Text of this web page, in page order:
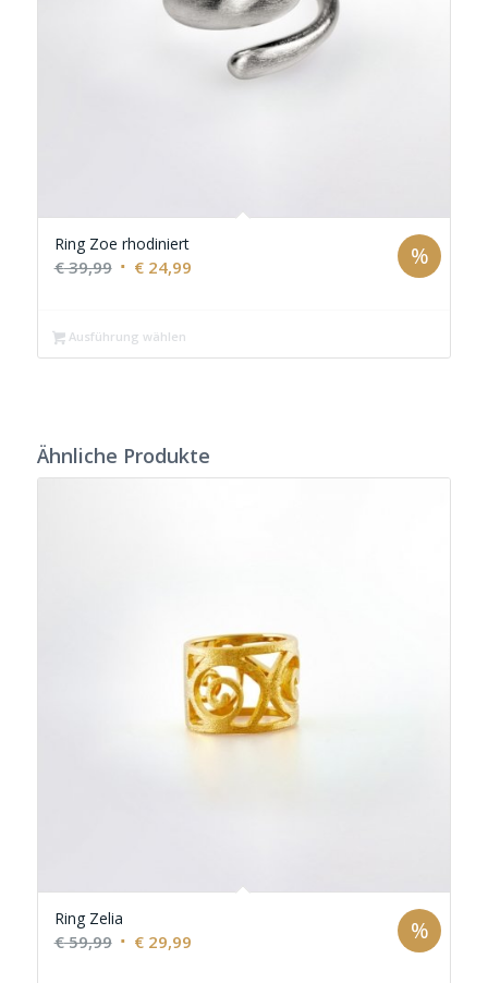
Ring Zoe rhodiniert
€39,99 Ursprünglicher
€ 39,99
€24,99Aktueller
%
Ausführung wählen
Ähnliche Produkte
Ring Zelia
€59,99 Ursprünglicher
€29,99Aktueller
%